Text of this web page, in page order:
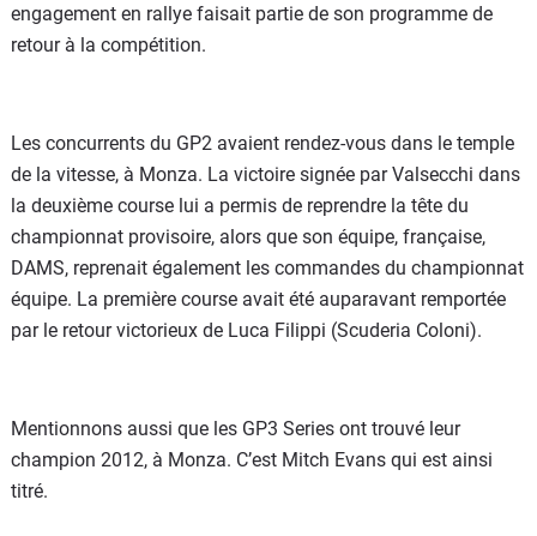
engagement en rallye faisait partie de son programme de
retour à la compétition.
Les concurrents du GP2 avaient rendez-vous dans le temple
de la vitesse, à Monza. La victoire signée par Valsecchi dans
la deuxième course lui a permis de reprendre la tête du
championnat provisoire, alors que son équipe, française,
DAMS, reprenait également les commandes du championnat
équipe. La première course avait été auparavant remportée
par le retour victorieux de Luca Filippi (Scuderia Coloni).
Mentionnons aussi que les GP3 Series ont trouvé leur
champion 2012, à Monza. C’est Mitch Evans qui est ainsi
titré.